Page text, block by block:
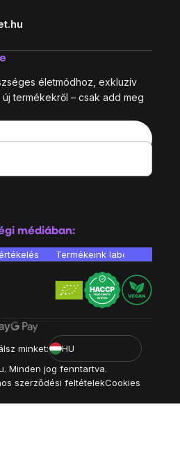
életmódhoz, exkluzív
termékekről – csak add meg
médiában:
Termékeink
minket:
HU
Minden jog fenntartva.
szerződési feltételekCookies